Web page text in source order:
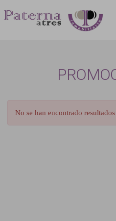
No se han encontrado resultados